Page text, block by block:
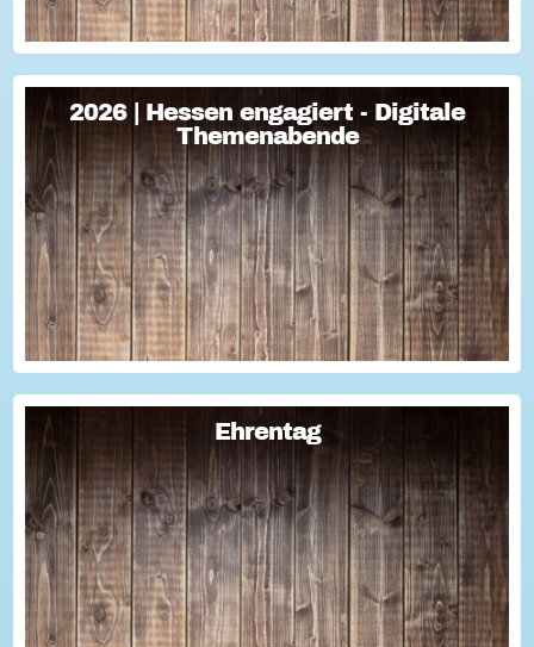
2026 | Hessen engagiert - Digitale
Themenabende
2026 | Hessen engagiert - Digitale
Themenabende
Sie haben Fragen zum Thema "Versicherung im Ehrenamt"?
Oder wollten schon immer mal lernen, wie man Engagement-
Geschichten für die Öffentlichkeitsarbeit des Vereins
nutzen kann? Dann haben wir da was!...
Ehrentag
Ehrentag
Macht den Ehrentag mit eurer Aktion zu eurem "hessischen
Ehrentag"...